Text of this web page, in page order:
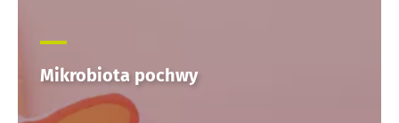
Mikrobiota pochwy